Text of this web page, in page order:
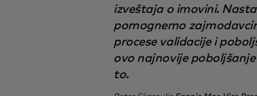
izveštaja o imovini.
pomognemo
procese validacije i
ovo najnovije
to.